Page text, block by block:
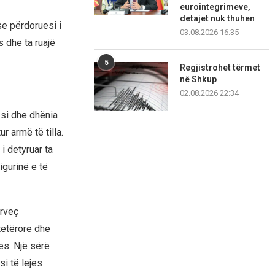
përdoruesi i
dhe ta ruajë
dhe dhënia
armë të tilla.
detyruar ta
e të
dhe
Një sërë
të lejes
eurointegrimeve,
detajet nuk thuhen
03.08.2026 16:35
5
Regjistrohet tërmet
në Shkup
02.08.2026 22:34